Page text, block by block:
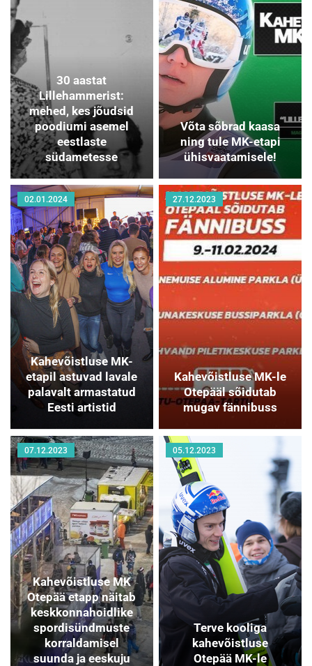
30 aastat
Lillehammerist:
mehed, kes jõudsid
poodiumi asemel
eestlaste
südametesse
Võta sõbrad kaasa
ning tule MK-etapi
ühisvaatamisele!
02.01.2024
Kahevõistluse MK-
etapil astuvad lavale
palavalt armastatud
Eesti artistid
27.12.2023
Kahevõistluse MK-le
Otepääl sõidutab
mugav fännibuss
07.12.2023
Kahevõistluse MK
Otepää etapp näitab
keskkonnahoidlike
spordisündmuste
korraldamisel
suunda ja eeskuju
05.12.2023
Terve kooliga
kahevõistluse
Otepää MK-le